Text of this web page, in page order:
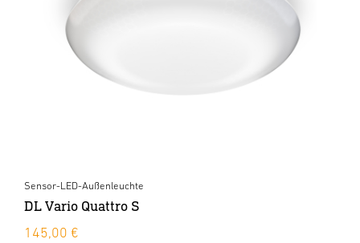
Sensor-LED-Außenleuchte
DL Vario Quattro S
145,00 €